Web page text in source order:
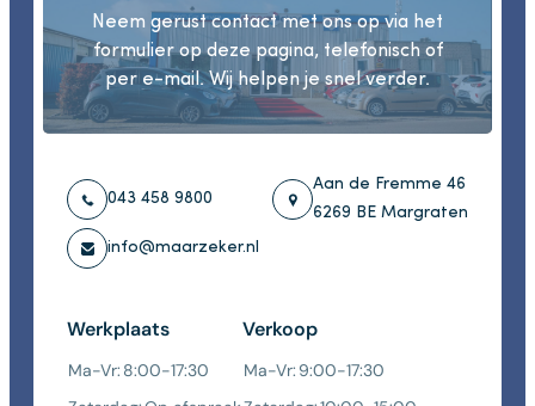
Neem gerust contact met ons op via het
formulier op deze pagina, telefonisch of
per e-mail. Wij helpen je snel verder.
043 458 9800
Aan de Fremme 46
6269 BE Margraten
info@maarzeker.nl
Werkplaats
Ma-Vr: 8:00-17:30
Verkoop
Ma-Vr: 9:00-17:30